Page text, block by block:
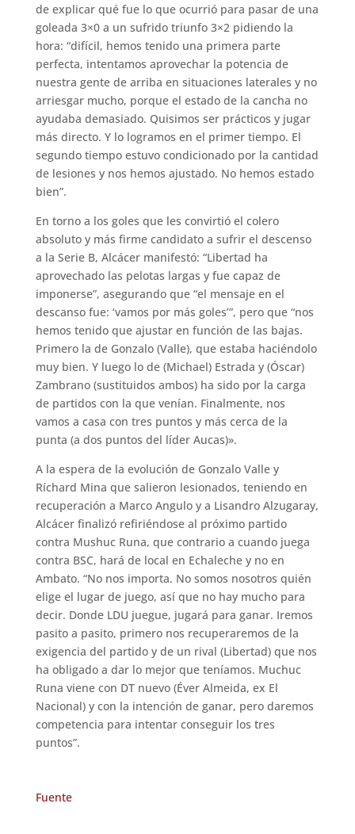
de explicar qué fue lo que ocurrió para pasar de una
goleada 3×0 a un sufrido triunfo 3×2 pidiendo la
hora: “difícil, hemos tenido una primera parte
perfecta, intentamos aprovechar la potencia de
nuestra gente de arriba en situaciones laterales y no
arriesgar mucho, porque el estado de la cancha no
ayudaba demasiado. Quisimos ser prácticos y jugar
más directo. Y lo logramos en el primer tiempo. El
segundo tiempo estuvo condicionado por la cantidad
de lesiones y nos hemos ajustado. No hemos estado
bien”.
En torno a los goles que les convirtió el colero
absoluto y más firme candidato a sufrir el descenso
a la Serie B, Alcácer manifestó: “Libertad ha
aprovechado las pelotas largas y fue capaz de
imponerse”, asegurando que “el mensaje en el
descanso fue: ‘vamos por más goles’”, pero que “nos
hemos tenido que ajustar en función de las bajas.
Primero la de Gonzalo (Valle), que estaba haciéndolo
muy bien. Y luego lo de (Michael) Estrada y (Óscar)
Zambrano (sustituidos ambos) ha sido por la carga
de partidos con la que venían. Finalmente, nos
vamos a casa con tres puntos y más cerca de la
punta (a dos puntos del líder Aucas)».
A la espera de la evolución de Gonzalo Valle y
Ríchard Mina que salieron lesionados, teniendo en
recuperación a Marco Angulo y a Lisandro Alzugaray,
Alcácer finalizó refiriéndose al próximo partido
contra Mushuc Runa, que contrario a cuando juega
contra BSC, hará de local en Echaleche y no en
Ambato. “No nos importa. No somos nosotros quién
elige el lugar de juego, así que no hay mucho para
decir. Donde LDU juegue, jugará para ganar. Iremos
pasito a pasito, primero nos recuperaremos de la
exigencia del partido y de un rival (Libertad) que nos
ha obligado a dar lo mejor que teníamos. Muchuc
Runa viene con DT nuevo (Éver Almeida, ex El
Nacional) y con la intención de ganar, pero daremos
competencia para intentar conseguir los tres
puntos”.
Fuente